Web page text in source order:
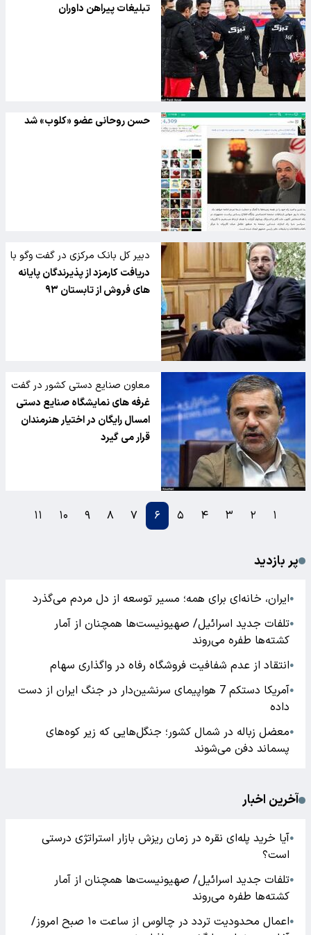
تبلیغات پیراهن داوران
حسن روحانی عضو «کلوب» شد
دبیر کل بانک مرکزی در گفت وگو با
تسنیم خبر داد
دریافت کارمزد از پذیرندگان پایانه
های فروش از تابستان ۹۳
معاون صنایع دستی کشور در گفت
وگو با تسنیم:
غرفه های نمایشگاه صنایع دستی
امسال رایگان در اختیار هنرمندان
قرار می گیرد
۱ ۲ ۳ ۴ ۵ ۶ ۷ ۸ ۹ ۱۰ ۱۱
پر بازدید
●ایران، خانه‌ای برای همه؛ مسیر توسعه از دل مردم می‌گذرد
●تلفات جدید اسرائیل/ صهیونیست‌ها همچنان از آمار
کشته‌ها طفره می‌روند
●انتقاد از عدم شفافیت فروشگاه رفاه در واگذاری سهام
●
آمریکا دستکم 7 هواپیمای سرنشین‌دار در جنگ ایران از دست
داده
●معضل زباله در شمال کشور؛ جنگل‌هایی که زیر کوه‌های
پسماند دفن می‌شوند
آخرین اخبار
●آیا خرید پله‌ای نقره در زمان ریزش بازار استراتژی درستی
است؟
●تلفات جدید اسرائیل/ صهیونیست‌ها همچنان از آمار
کشته‌ها طفره می‌روند
●
اعمال محدودیت تردد در چالوس از ساعت ۱۰ صبح امروز/